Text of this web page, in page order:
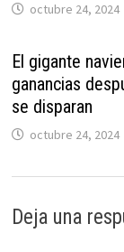
octubre 24, 2024
El gigante
ganancias
se disparan
octubre 24, 2024
Deja una